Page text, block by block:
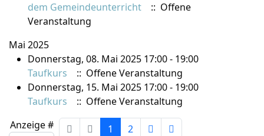
dem Gemeindeunterricht
:: Offene
Veranstaltung
Mai 2025
Donnerstag, 08. Mai 2025 17:00 - 19:00
Taufkurs
:: Offene Veranstaltung
Donnerstag, 15. Mai 2025 17:00 - 19:00
Taufkurs
:: Offene Veranstaltung
Limite der Paginierungsliste
Anzeige # 1 2